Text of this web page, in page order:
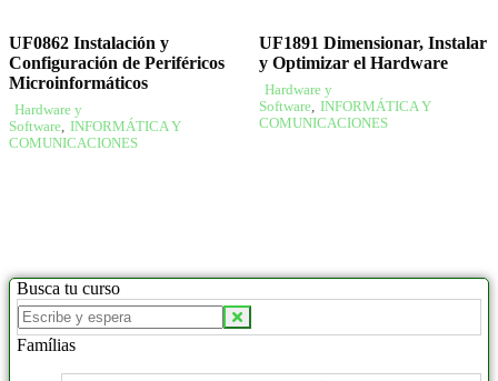
UF0862 Instalación y
Configuración de Periféricos
Microinformáticos
Hardware y
Software, INFORMÁTICA Y
COMUNICACIONES
UF1891 Dimensionar, Instalar
y Optimizar el Hardware
Hardware y
Software, INFORMÁTICA Y
COMUNICACIONES
Busca tu curso
Buscar
productos:
Famílias